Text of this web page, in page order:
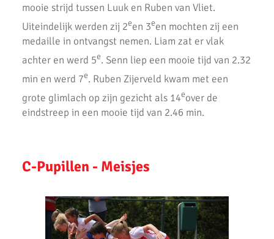
mooie strijd tussen Luuk en Ruben van Vliet.
Uiteindelijk werden zij 2een 3een mochten zij een
medaille in ontvangst nemen. Liam zat er vlak
achter en werd 5e. Senn liep een mooie tijd van 2.32
min en werd 7e. Ruben Zijerveld kwam met een
grote glimlach op zijn gezicht als 14eover de
eindstreep in een mooie tijd van 2.46 min.
C-Pupillen - Meisjes